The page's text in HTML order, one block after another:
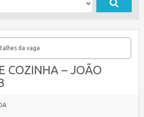
da vaga
COZINHA – JOÃO